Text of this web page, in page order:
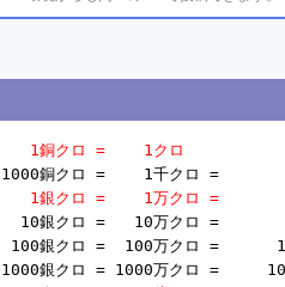
1銅クロ =    1クロ
1000銅クロ =    1千クロ =
1銀クロ =    1万クロ =
10銀クロ =   10万クロ =
100銀クロ =  100万クロ =
1000銀クロ = 1000万クロ =